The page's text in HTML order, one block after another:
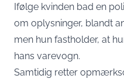
Ifølge kvinden bad en
om oplysninger, blandt
men hun fastholder, at
hans varevogn.
Samtidig retter